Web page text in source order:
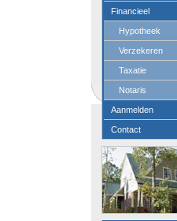
Financieel
Hypotheek
Verzekeren
Taxatie
Notaris
Aanmelden
Contact